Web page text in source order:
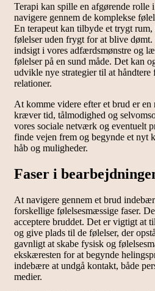
Terapi kan spille en afgørende rolle
navigere gennem de komplekse
En terapeut kan tilbyde et trygt
følelser uden frygt for at blive
indsigt i vores adfærdsmønstre og
følelser på en sund måde. Det kan
udvikle nye strategier til at
relationer.
At komme videre efter et brud er
kræver tid, tålmodighed og
vores sociale netværk og eventuelt
finde vejen frem og begynde et nyt
håb og muligheder.
Faser i
At navigere gennem et brud
forskellige følelsesmæssige faser.
acceptere bruddet. Det er vigtigt at
og give plads til de følelser, der
gavnligt at skabe fysisk og
ekskæresten for at begynde
indebære at undgå kontakt, både
medier.